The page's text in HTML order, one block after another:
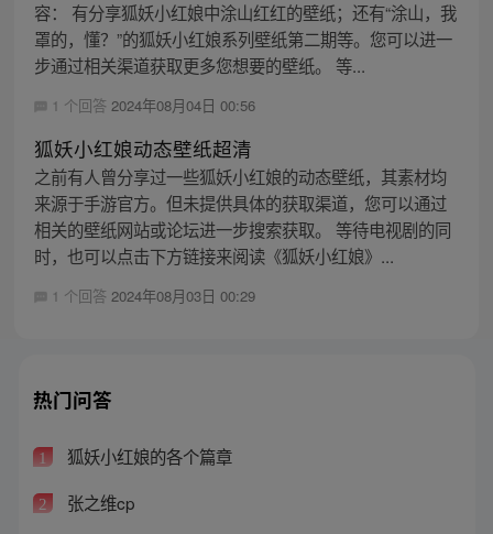
容： 有分享狐妖小红娘中涂山红红的壁纸；还有“涂山，我
罩的，懂？”的狐妖小红娘系列壁纸第二期等。您可以进一
步通过相关渠道获取更多您想要的壁纸。 等...
1 个回答 2024年08月04日 00:56
狐妖小红娘动态壁纸超清
之前有人曾分享过一些狐妖小红娘的动态壁纸，其素材均
来源于手游官方。但未提供具体的获取渠道，您可以通过
相关的壁纸网站或论坛进一步搜索获取。 等待电视剧的同
时，也可以点击下方链接来阅读《狐妖小红娘》...
1 个回答 2024年08月03日 00:29
热门问答
1 狐妖小红娘的各个篇章
2 张之维cp